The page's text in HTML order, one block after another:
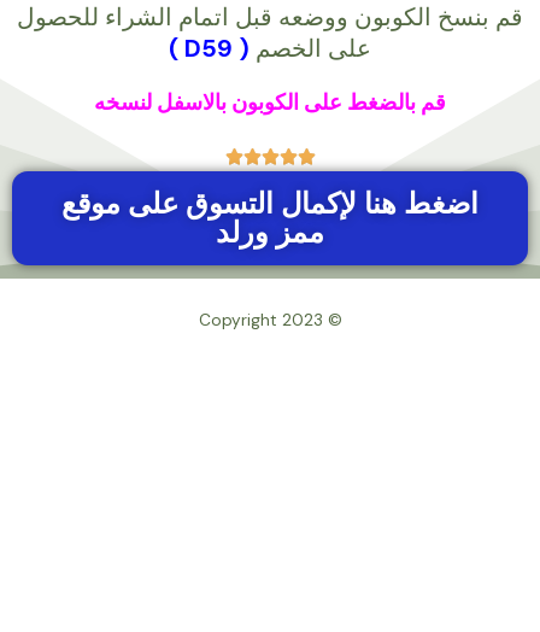
قم بنسخ الكوبون ووضعه قبل اتمام الشراء للحصول
على الخصم ( D59
)
قم بالضغط على الكوبون بالاسفل لنسخه





اضغط هنا لإكمال التسوق على موقع
ممز ورلد
© Copyright 2023